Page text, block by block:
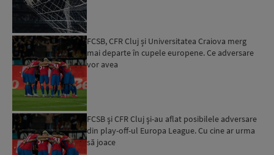
FCSB, CFR Cluj și Universitatea Craiova merg
mai departe în cupele europene. Ce adversare
vor avea
FCSB şi CFR Cluj şi-au aflat posibilele adversare
din play-off-ul Europa League. Cu cine ar urma
să joace